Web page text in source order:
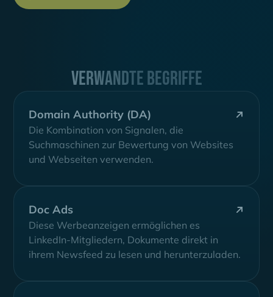
Verwandte Begriffe
Domain Authority (DA)
Die Kombination von Signalen, die
Suchmaschinen zur Bewertung von Websites
und Webseiten verwenden.
Doc Ads
Diese Werbeanzeigen ermöglichen es
LinkedIn-Mitgliedern, Dokumente direkt in
ihrem Newsfeed zu lesen und herunterzuladen.